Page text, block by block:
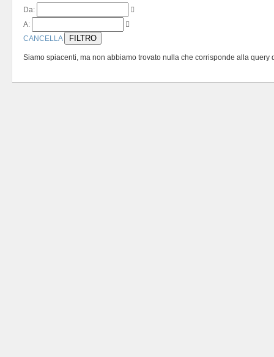
Da:
A:
CANCELLA
FILTRO
Siamo spiacenti, ma non abbiamo trovato nulla che corrisponde alla query